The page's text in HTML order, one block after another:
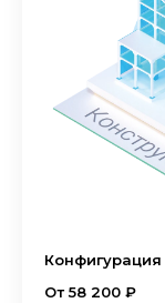
Конфигурация
От 58 200 ₽